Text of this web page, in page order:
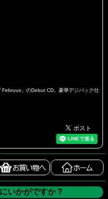
」のDebut CD。豪華デジパック仕
いかがですか？